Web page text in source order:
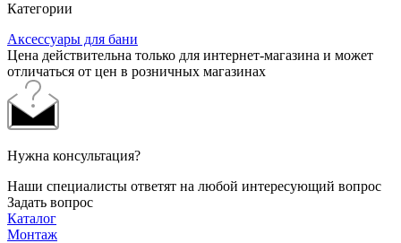
Категории
Аксессуары для бани
Цена действительна только для интернет-магазина и может
отличаться от цен в розничных магазинах
Нужна консультация?
Наши специалисты ответят на любой интересующий вопрос
Задать вопрос
Каталог
Монтаж